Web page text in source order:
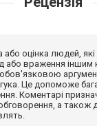
або оцінка людей,
або враження іншим
Це допоможе
Коментарі
а також